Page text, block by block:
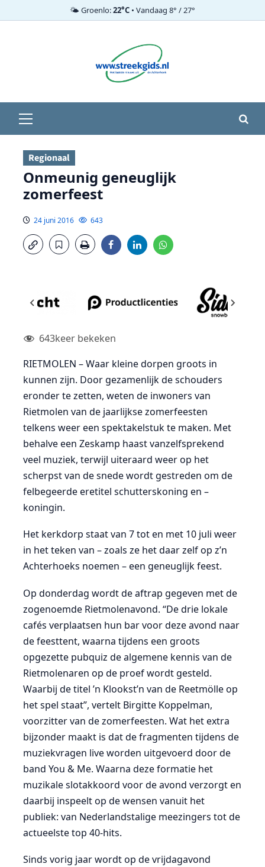
🌤️ Groenlo:22°C • Vandaag 8° / 27°
menu
Regionaal
Onmeunig geneuglijk
zomerfeest
24 juni 2016 643
643keer bekeken
RIETMOLEN – Waar kleine dorpen groots in
kunnen zijn. Door gezamenlijk de schouders
eronder te zetten, weten de inwoners van
Rietmolen van de jaarlijkse zomerfeesten
telkens weer een spektakelstuk te maken. Met
behalve een Zeskamp haast vanzelfsprekend
veel muziek, terwijl uiteraard weer op het
scherpst van de snede wordt gestreden om de
felbegeerde eretitel schutterskoning en –
koningin.
Het kerkdorp staat van 7 tot en met 10 juli weer
in het teken van – zoals ze het daar zelf op z’n
Achterhoeks noemen – een geneuglijk feest.
Op donderdag wordt de aftrap gegeven met de
zogenoemde Rietmolenavond. “De drie lokale
cafés verplaatsen hun bar voor deze avond naar
de feesttent, waarna tijdens een groots
opgezette pubquiz de algemene kennis van de
Rietmolenaren op de proef wordt gesteld.
Waarbij de titel ’n Klookst’n van de Reetmölle op
het spel staat”, vertelt Birgitte Koppelman,
voorzitter van de zomerfeesten. Wat het extra
bijzonder maakt is dat de fragmenten tijdens de
muziekvragen live worden uitgevoerd door de
band You & Me. Waarna deze formatie het
muzikale slotakkoord voor de avond verzorgt en
daarbij inspeelt op de wensen vanuit het
publiek: van Nederlandstalige meezingers tot de
actueelste top 40-hits.
Sinds vorig jaar wordt op de vrijdagavond